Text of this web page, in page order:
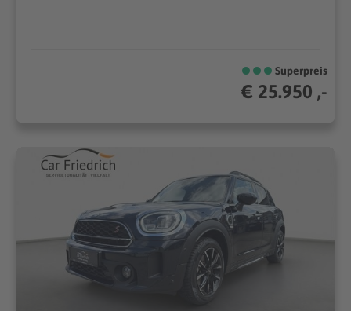
Superpreis
€ 25.950 ,-